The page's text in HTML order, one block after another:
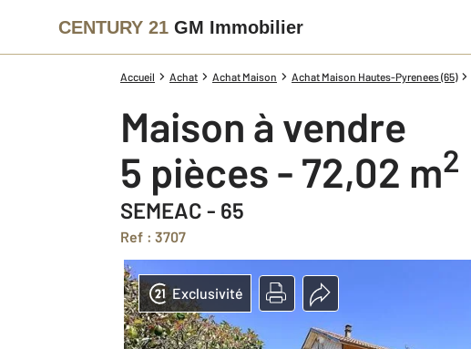
CENTURY 21 GM Immobilier
Accueil Achat Achat Maison Achat Maison Hautes-Pyrenees (65)
Maison à vendre
5 pièces - 72,02 m2
SEMEAC - 65
Ref : 3707
Exclusivité